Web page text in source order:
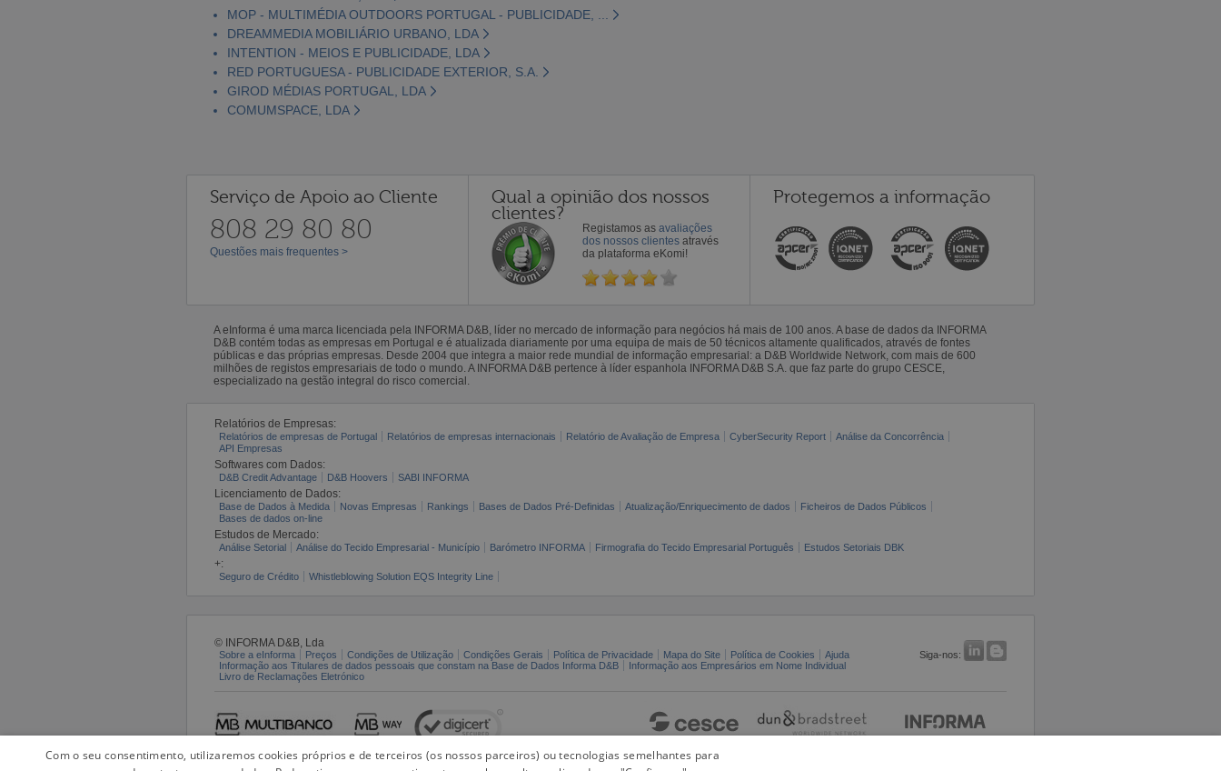
MOP - MULTIMÉDIA OUTDOORS PORTUGAL - PUBLICIDADE, ...
DREAMMEDIA MOBILIÁRIO URBANO, LDA
INTENTION - MEIOS E PUBLICIDADE, LDA
RED PORTUGUESA - PUBLICIDADE EXTERIOR, S.A.
GIROD MÉDIAS PORTUGAL, LDA
COMUMSPACE, LDA
Serviço de Apoio ao Cliente
808 29 80 80
Questões mais frequentes >
Qual a opinião dos nossos
clientes?
Registamos as avaliações
dos nossos clientes através
da plataforma eKomi!
Protegemos a informação
A eInforma é uma marca licenciada pela INFORMA D&B, líder no mercado de informação para negócios há mais de 100 anos. A base de dados da INFORMA
D&B contém todas as empresas em Portugal e é atualizada diariamente por uma equipa de mais de 50 técnicos altamente qualificados, através de fontes
públicas e das próprias empresas. Desde 2004 que integra a maior rede mundial de informação empresarial: a D&B Worldwide Network, com mais de 600
milhões de registos empresariais de todo o mundo. A INFORMA D&B pertence à líder espanhola INFORMA D&B S.A. que faz parte do grupo CESCE,
especializado na gestão integral do risco comercial.
Relatórios de Empresas:
Relatórios de empresas de Portugal Relatórios de empresas internacionais Relatório de Avaliação de Empresa CyberSecurity Report
Análise da Concorrência
API Empresas
Softwares com Dados:
D&B Credit Advantage D&B Hoovers SABI INFORMA
Licenciamento de Dados:
Base de Dados à Medida Novas Empresas Rankings Bases de Dados Pré-Definidas Atualização/Enriquecimento de dados
Ficheiros de Dados Públicos
Bases de dados on-line
Estudos de Mercado:
Análise Setorial Análise do Tecido Empresarial - Município Barómetro INFORMA Firmografia do Tecido Empresarial Português Estudos Setoriais DBK
+:
Seguro de Crédito Whistleblowing Solution EQS Integrity Line
© INFORMA D&B, Lda
Sobre a eInforma Preços Condições de Utilização Condições Gerais Política de Privacidade Mapa do Site Política de Cookies Ajuda
Siga-nos:
Informação aos Titulares de dados pessoais que constam na Base de Dados Informa D&B
Informação aos Empresários em Nome Individual
Livro de Reclamações Eletrónico
Com o seu consentimento, utilizaremos cookies próprios e de terceiros (os nossos parceiros) ou tecnologias semelhantes para